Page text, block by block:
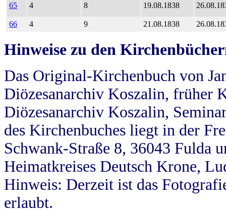
65 4 8 19.08.1838
66 4 9 21.08.1838
Hinweise zu den
Das Original-Kirchenbuch von
Diözesanarchiv Koszalin, früher
Diözesanarchiv Koszalin,
des Kirchenbuches liegt in der
Schwank-Straße 8, 36043 Fulda
Heimatkreises Deutsch Krone,
Hinweis: Derzeit ist das
erlaubt.